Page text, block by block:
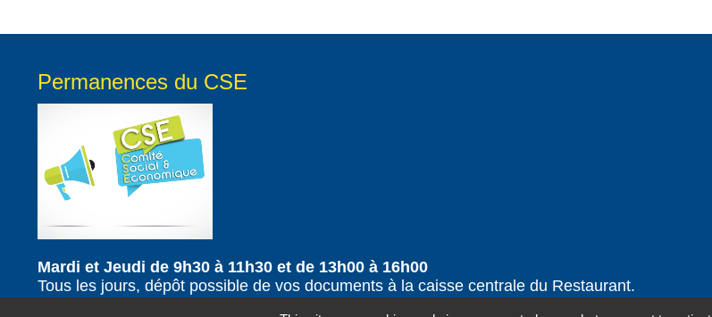
Permanences du CSE
Mardi et Jeudi de 9h30 à 11h30 et de 13h00 à 16h00
Tous les jours, dépôt possible de vos documents à la caisse centrale du Restaurant.